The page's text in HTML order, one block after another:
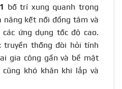
bố trí xung quanh trọng
năng kết nối đồng tâm và
ứng dụng tốc độ cao.
truyền thống đòi hỏi tính
gia công gần và bề mặt
khó khăn khi lắp và